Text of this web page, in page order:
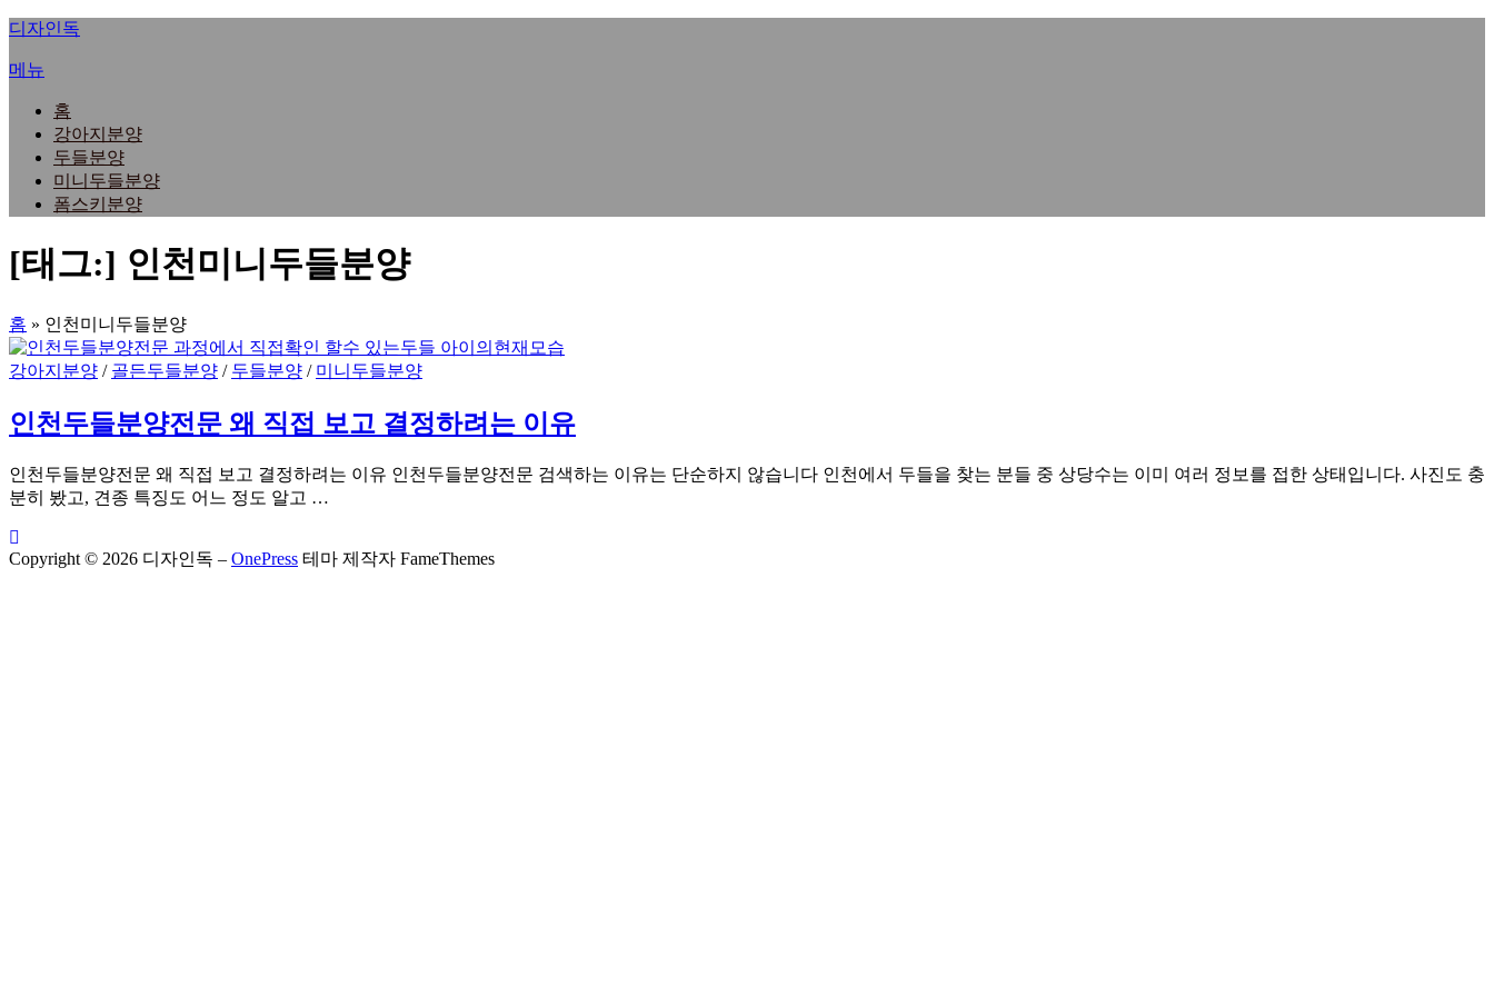
내
으
디자인독
메뉴
홈
강아지분양
두들분양
미니두들분양
폼스키분양
[태그:] 인천미니두들분양
홈 » 인천미니두들분양
강아지분양 / 골든두들분양 / 두들분양 / 미니두들분양
인천두들분양전문 왜 직접 보고 결정하려는 이유
인천두들분양전문 왜 직접 보고 결정하려는 이유 인천두들분양전문 검색하는 이유는 단순하지 않습니다 인천에서 두들을 찾는 분들 중 상당수는 이미 여러 정보를 접한 상태입니다. 사진도 충
분히 봤고, 견종 특징도 어느 정도 알고 …
Copyright © 2026 디자인독 – OnePress 테마 제작자 FameThemes